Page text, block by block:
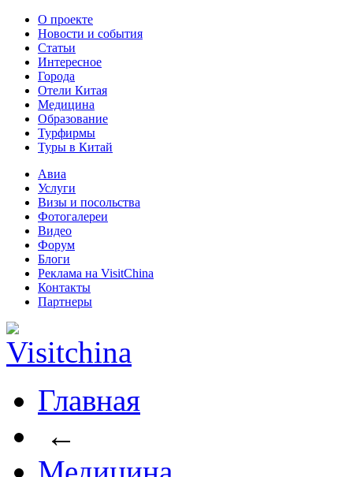
О проекте
Новости и события
Статьи
Интересное
Города
Отели Китая
Медицина
Образование
Турфирмы
Туры в Китай
Авиа
Услуги
Визы и посольства
Фотогалереи
Видео
Форум
Блоги
Реклама на VisitChina
Контакты
Партнеры
Главная
←